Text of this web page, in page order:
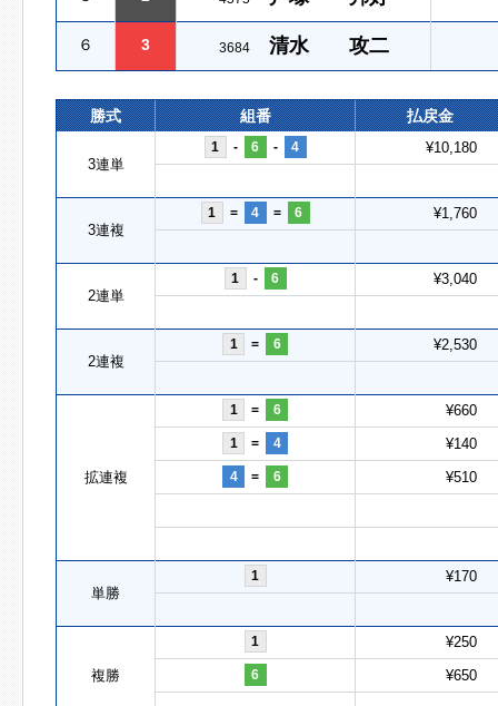
６ 3 3684 清水 攻二
勝式 組番 払戻金
3連単
1 - 6 - 4 ¥10,180
3連複
1 = 4 = 6 ¥1,760
2連単
1 - 6 ¥3,040
2連複
1 = 6 ¥2,530
拡連複
1 = 6 ¥660
1 = 4 ¥140
4 = 6 ¥510
単勝
1 ¥170
複勝
1 ¥250
6 ¥650